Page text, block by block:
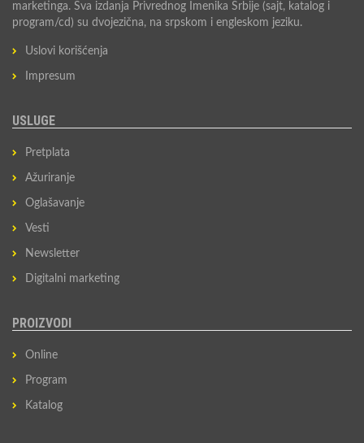
marketinga. Sva izdanja Privrednog Imenika Srbije (sajt, katalog i
program/cd) su dvojezična, na srpskom i engleskom jeziku.
Uslovi korišćenja
Impresum
USLUGE
Pretplata
Ažuriranje
Oglašavanje
Vesti
Newsletter
Digitalni marketing
PROIZVODI
Online
Program
Katalog